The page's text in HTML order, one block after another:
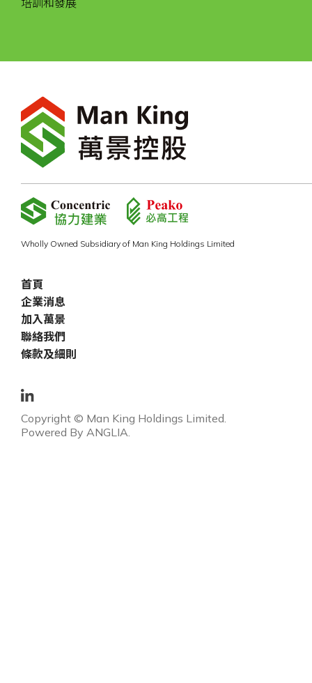
Wholly Owned Subsidiary of Man King Holdings Limited
首頁
企業消息
加入萬景
聯絡我們
條款及細則
Copyright © Man King Holdings Limited.
Powered By ANGLIA